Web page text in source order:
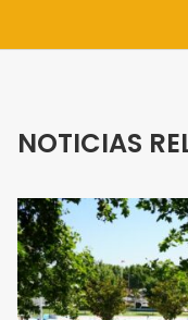
NOTICIAS